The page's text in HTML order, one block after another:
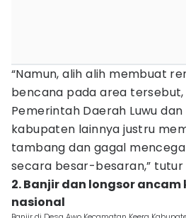
“Namun, alih alih membuat
bencana pada area
Pemerintah Daerah Luwu
kabupaten lainnya justru
tambang dan gagal
secara besar-besaran,” tutur
2. Banjir dan longsor
nasional